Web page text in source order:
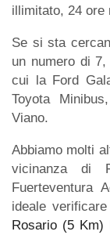
illimitato, 24 ore
Se si sta
un numero di
cui la Ford
Toyota
Viano.
Abbiamo molti
vicinanza di
Fuerteventura
ideale
Rosario (5 Km)